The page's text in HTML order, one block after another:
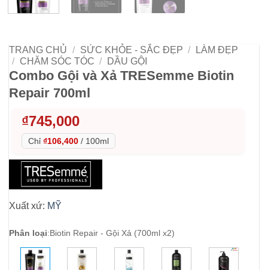
TRANG CHỦ / SỨC KHỎE - SẮC ĐẸP /
LÀM ĐẸP
/
CHĂM SÓC TÓC / DẦU GỘI
Combo Gội và Xả TRESemme Biotin
Repair 700ml
₫745,000
Chỉ ₫106,400 / 100ml
Xuất xứ: MỸ
Phân loại:Biotin Repair - Gội Xả (700ml x2)